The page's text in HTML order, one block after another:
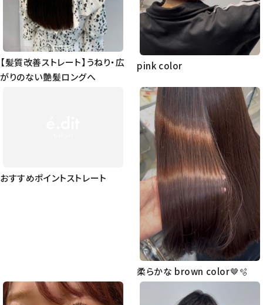
【髪質改善ストレート】うねり・広
がりのない艶髪ロングへ
pink color
おすすめポイントストレート
柔らかな brown color🤎🫧